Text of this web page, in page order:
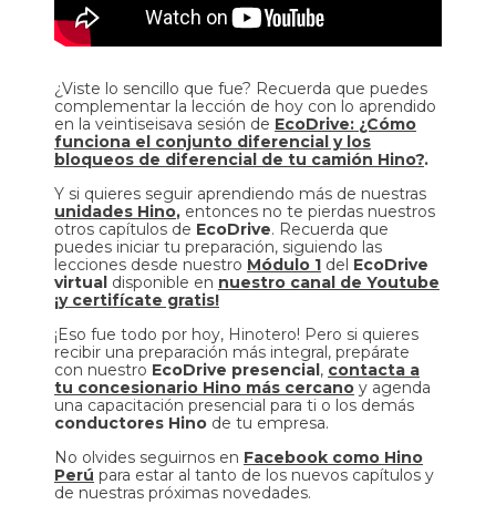
¿Viste lo sencillo que fue? Recuerda que puedes
complementar la lección de hoy con lo aprendido
en la veintiseisava sesión de EcoDrive: ¿Cómo
funciona el conjunto diferencial y los
bloqueos de diferencial de tu camión Hino?.
Y si quieres seguir aprendiendo más de nuestras
unidades Hino, entonces no te pierdas nuestros
otros capítulos de EcoDrive. Recuerda que
puedes iniciar tu preparación, siguiendo las
lecciones desde nuestro Módulo 1 del EcoDrive
virtual disponible en nuestro canal de Youtube
¡y certifícate gratis!
¡Eso fue todo por hoy, Hinotero! Pero si quieres
recibir una preparación más integral, prepárate
con nuestro EcoDrive presencial, contacta a
tu concesionario Hino más cercano y agenda
una capacitación presencial para ti o los demás
conductores Hino de tu empresa.
No olvides seguirnos en Facebook como Hino
Perú para estar al tanto de los nuevos capítulos y
de nuestras próximas novedades.